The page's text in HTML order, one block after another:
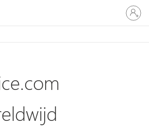
Meld
je
aan
je